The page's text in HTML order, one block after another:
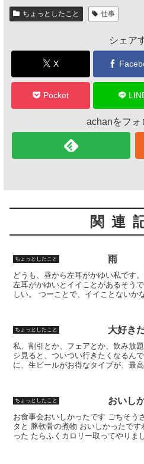
e
b
o
k
er
ちょっとしたこと 仕事
シェア
X
Pocket
achanをフォ
関連
ちょっとしたこと 雨
どうも、昼から左耳がかゆい私です
左耳がかゆいとイイことがあるそう
しい。 つーことで、イイことないか
ちょっとしたこと 大好き
私、割引とか、フェアとか、飲み放
シ見ると、ついつい行きたくなるん
に、生ビールがお得なタイプが、最
ちょっとしたこと おいし
お食事会おいしかったです ごちそう
タと 豚軟骨の煮物 おいしかったで
った たらふくカロリー取ってやりま